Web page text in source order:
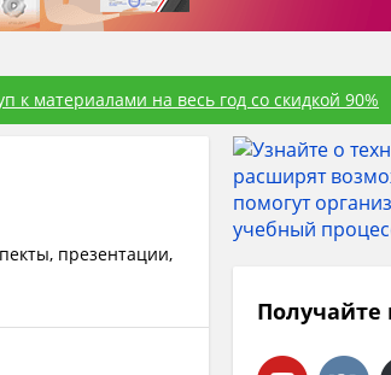
к материалами на весь год со скидкой 90%
презентации,